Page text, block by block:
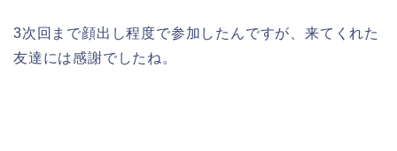
3次回まで顔出し程度で参加したんですが、来てくれた
友達には感謝でしたね。